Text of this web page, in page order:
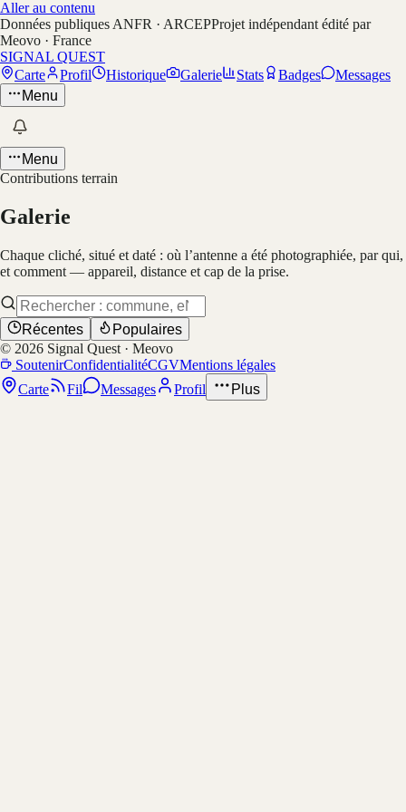
Aller au contenu
Données publiques ANFR · ARCEPProjet indépendant édité par
Meovo · France
SIGNAL QUEST
Carte
Profil Historique Galerie Stats Badges
Messages
Menu
Menu
Contributions terrain
Galerie
Chaque cliché, situé et daté : où l’antenne a été photographiée, par qui,
et comment — appareil, distance et cap de la prise.
Récentes
Populaires
© 2026 Signal Quest · Meovo
SoutenirConfidentialitéCGVMentions légales
Carte
Fil Messages Profil Plus